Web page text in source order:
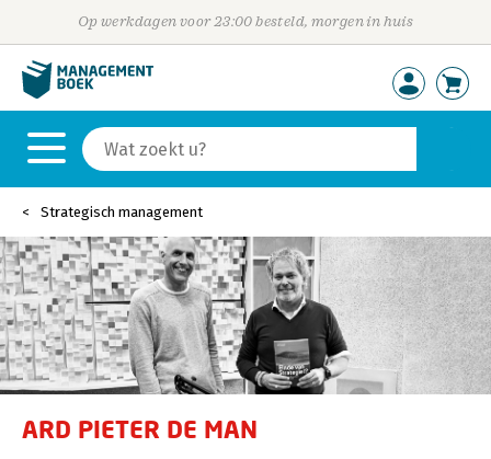
Op werkdagen voor 23:00 besteld, morgen in huis
Strategisch management
ARD PIETER DE MAN